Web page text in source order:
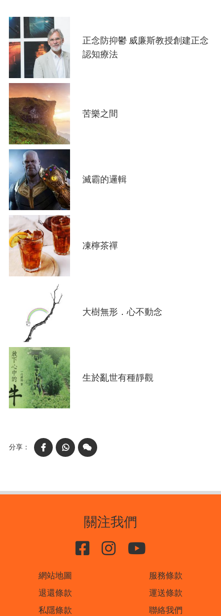
正念防抑鬱 威廉斯教授創建正念
認知療法
苦樂之間
滅霸的邏輯
凍檸茶禪
大樹無形．心不動念
生於亂世有種靜觀
FacebookWhatsAppWeChat
關注我們
網站地圖
服務條款
退還條款
運送條款
私隱條款
聯絡我們